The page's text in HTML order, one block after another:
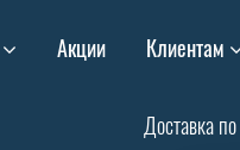
Акции Клиентам
Доставка